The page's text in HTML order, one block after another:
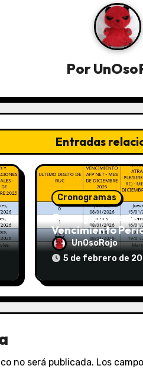
Por
Entradas
Cronogramas
Cronogramas de
Vencimiento
Enero 2026 (AFP y
SUNAT)
UnOsoRojo
5 de febrero de
no será publicada. Los